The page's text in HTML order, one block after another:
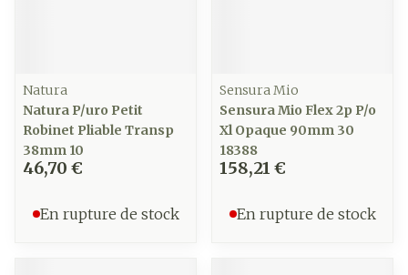
Natura
Natura P/uro Petit
Robinet Pliable Transp
38mm 10
46,70 €
En rupture de stock
Sensura Mio
Sensura Mio Flex 2p P/o
Xl Opaque 90mm 30
18388
158,21 €
En rupture de stock